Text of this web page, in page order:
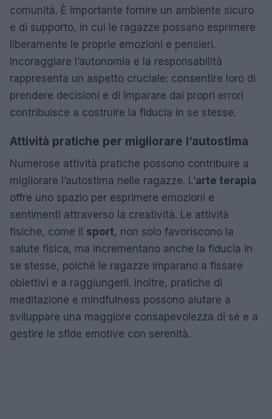
comunità. È importante fornire un ambiente sicuro
e di supporto, in cui le ragazze possano esprimere
liberamente le proprie emozioni e pensieri.
Incoraggiare l’autonomia e la responsabilità
rappresenta un aspetto cruciale: consentire loro di
prendere decisioni e di imparare dai propri errori
contribuisce a costruire la fiducia in se stesse.
Attività pratiche per migliorare l’autostima
Numerose attività pratiche possono contribuire a
migliorare l’autostima nelle ragazze. L’arte terapia
offre uno spazio per esprimere emozioni e
sentimenti attraverso la creatività. Le attività
fisiche, come il sport, non solo favoriscono la
salute fisica, ma incrementano anche la fiducia in
se stesse, poiché le ragazze imparano a fissare
obiettivi e a raggiungerli. Inoltre, pratiche di
meditazione e mindfulness possono aiutare a
sviluppare una maggiore consapevolezza di sé e a
gestire le sfide emotive con serenità.